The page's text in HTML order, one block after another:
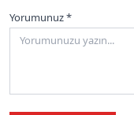
Yorumunuz *